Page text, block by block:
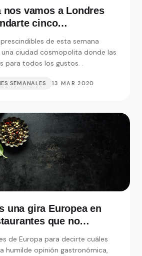
nos vamos a Londres
cinco
de esta semana
una ciudad cosmopolita donde las
haya y con ofertas para todos los gustos. .
SEMANALES 13 MAR 2020
una gira Europea en
que no
de Europa para decirte cuáles
humilde opinión gastronómica,